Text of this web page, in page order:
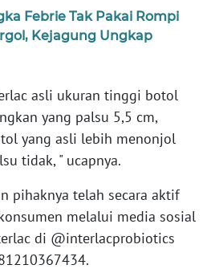
Febrie Tak Pakai Rompi
Kejagung Ungkap
asli ukuran tinggi botol
yang palsu 5,5 cm,
yang asli lebih menonjol
tidak, " ucapnya.
pihaknya telah secara aktif
melalui media sosial
di @interlacprobiotics